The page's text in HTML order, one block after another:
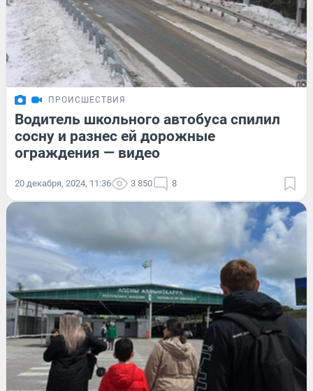
ПРОИСШЕСТВИЯ
Водитель школьного автобуса спилил
сосну и разнес ей дорожные
ограждения — видео
20 декабря, 2024, 11:36 3 850 8